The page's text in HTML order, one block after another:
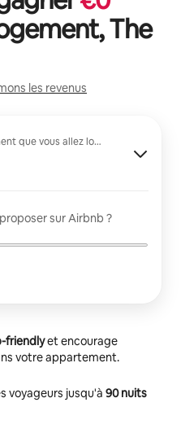
The
les revenus
que vous allez louer ?
sur Airbnb ?
friendlyet encourage
votre appartement.
voyageurs jusqu'à 90 nuits